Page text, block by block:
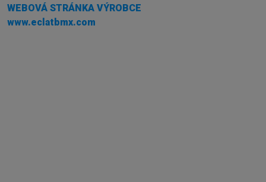
WEBOVÁ STRÁNKA VÝROBCE
www.eclatbmx.com